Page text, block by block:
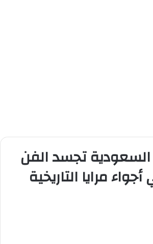
السعودية تجسد الفن
مرايا التاريخية